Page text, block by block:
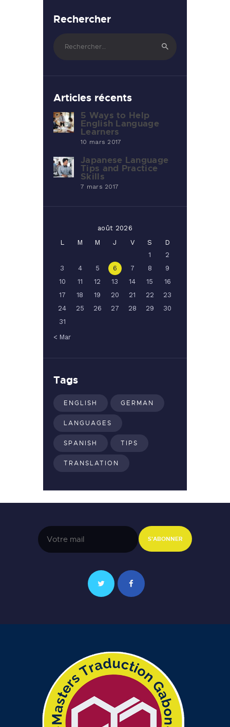
Rechercher
Articles récents
5 Ways to Help
English Language
Learners
10 mars 2017
Japanese Language
Tips and Practice
Skills
7 mars 2017
août 2026
L
M M J V S
D
1
2
3
4 5 6 7 8
9
10
11 12 13 14 15
16
17
18 19 20 21 22
23
24
25 26 27 28 29
30
31
« Mar
Tags
ENGLISH GERMAN
LANGUAGES
SPANISH TIPS
TRANSLATION